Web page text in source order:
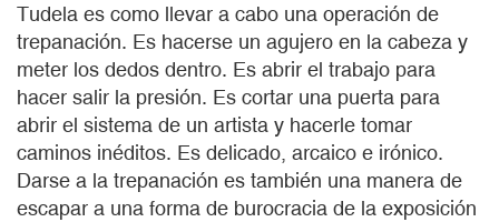
Tudela es como llevar a cabo una operación de
trepanación. Es hacerse un agujero en la cabeza y
meter los dedos dentro. Es abrir el trabajo para
hacer salir la presión. Es cortar una puerta para
abrir el sistema de un artista y hacerle tomar
caminos inéditos. Es delicado, arcaico e irónico.
Darse a la trepanación es también una manera de
escapar a una forma de burocracia de la exposición